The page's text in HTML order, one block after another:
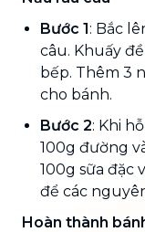
Bước 1: Bắc
câu. Khuấy
bếp. Thêm 3
cho bánh.
Bước 2: Khi
100g đường
100g sữa đặc
để các
Hoàn thành